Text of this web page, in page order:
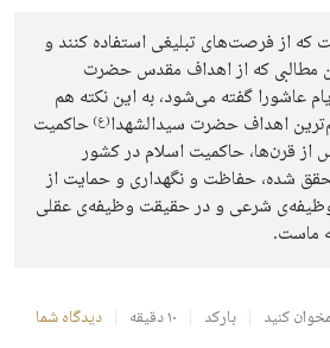
که از فرصت‌های تبلیغی استفاده کنند و
مطالبی که از اهداف مقدس حضرت
عاشورا گفته می‌شود، به این نکته هم
اهداف حضرت سیدالشهدا(ع) حاکمیت
از قرن‌ها، حاکمیت اسلام در کشور
شده، حفاظت و نگهداری و حمایت از
شرعی و در حقیقت وظیفه‌ی عقلی
ماست.
کنید بارکد ۱۰ دقیقه دیدگاه شما